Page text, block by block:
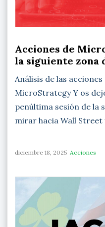
Acciones de
la siguiente zona
Análisis de las
MicroStrategy Y os
penúltima sesión de la
mirar hacia Wall Street
diciembre 18, 2025 Acciones